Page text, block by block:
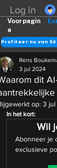
Log in
Voorpagin
a
dit
Rens
3 jul 2024
op: 3
In het kort:
Wil
Abonneer je
exclusieve